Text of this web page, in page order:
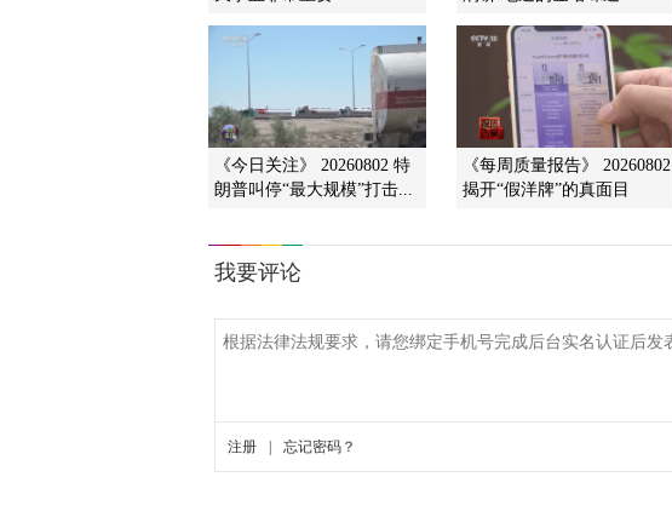
《今日关注》 20260802 特
朗普叫停“最大规模”打击...
《每周质量报告》 20260802
揭开“假洋牌”的真面目